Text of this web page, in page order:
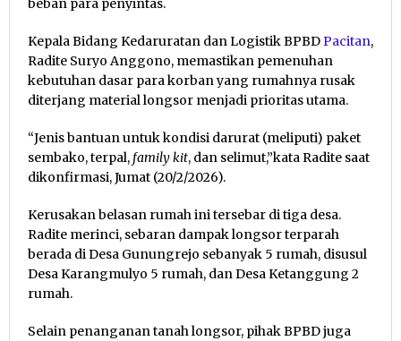
beban para penyintas.
Kepala Bidang Kedaruratan dan Logistik BPBDPacitan,
Radite Suryo Anggono, memastikan pemenuhan
kebutuhan dasar para korban yang rumahnya rusak
diterjang material longsor menjadi prioritas utama.
“Jenis bantuan untuk kondisi darurat (meliputi) paket
sembako, terpal, family kit, dan selimut,”kata Radite saat
dikonfirmasi, Jumat (20/2/2026).
Kerusakan belasan rumah ini tersebar di tiga desa.
Radite merinci, sebaran dampak longsor terparah
berada di Desa Gunungrejo sebanyak 5 rumah, disusul
Desa Karangmulyo 5 rumah, dan Desa Ketanggung 2
rumah.
Selain penanganan tanah longsor, pihak BPBD juga